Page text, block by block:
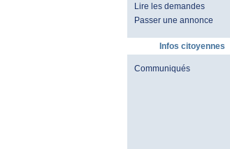
Lire les demandes
Passer une annonce
Infos citoyennes
Communiqués